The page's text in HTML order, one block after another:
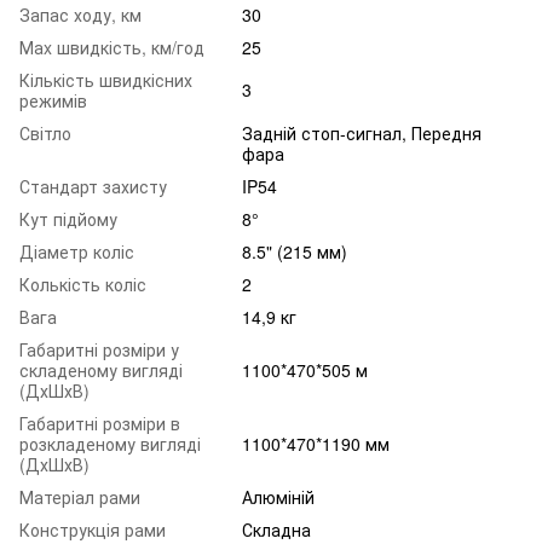
Запас ходу, км
30
Маx швидкість, км/год
25
Кількість швидкісних
режимів
3
Світло
Задній стоп-сигнал, Передня
фара
Стандарт захисту
IP54
Кут підйому
8°
Діаметр коліс
8.5" (215 мм)
Колькість коліс
2
Вага
14,9 кг
Габаритні розміри у
складеному вигляді
(ДхШхВ)
1100*470*505 м
Габаритні розміри в
розкладеному вигляді
(ДхШхВ)
1100*470*1190 мм
Матеріал рами
Алюміній
Конструкція рами
Складна